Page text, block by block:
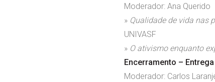
Moderador: Ana Querido
» Qualidade de vida nas
UNIVASF
» O ativismo enquanto
Encerramento –
Moderador: Carlos